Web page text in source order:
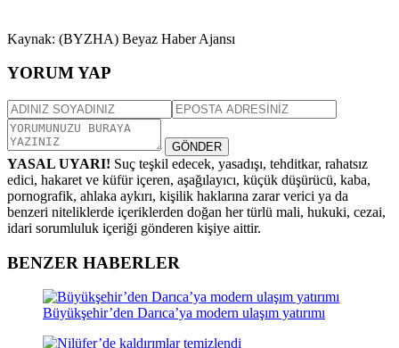
Kaynak: (BYZHA) Beyaz Haber Ajansı
YORUM YAP
GÖNDER
YASAL UYARI! Suç teşkil edecek, yasadışı, tehditkar, rahatsız
edici, hakaret ve küfür içeren, aşağılayıcı, küçük düşürücü, kaba,
pornografik, ahlaka aykırı, kişilik haklarına zarar verici ya da
benzeri niteliklerde içeriklerden doğan her türlü mali, hukuki, cezai,
idari sorumluluk içeriği gönderen kişiye aittir.
BENZER HABERLER
Büyükşehir’den Darıca’ya modern ulaşım yatırımı